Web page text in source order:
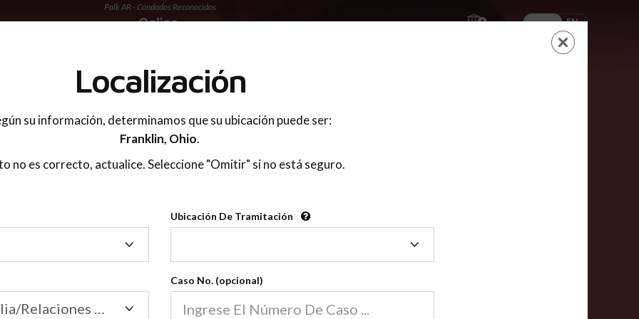
Polk AR - Condados Reconocidos
ES EN
LOGIN
Condados Reconocidos
2600
Condados
Nuestras clases de crianza compartida en línea están acreditadas en más de
2600 condados.
Las clases para padres en línea cumplen la mayoría de las normas nacionales
Localización
su información, determinamos que su ubicación puede ser:
Franklin, Ohio.
no es correcto, actualice. Seleccione "Omitir" si no está seguro.
Ubicación De Tramitación
Tramitación
Tribunal de Familia/Relaciones Domésticas
Caso No. (opcional)